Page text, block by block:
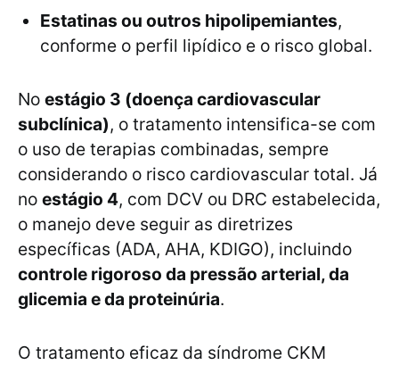
Estatinas ou outros hipolipemiantes,
conforme o perfil lipídico e o risco global.
No estágio 3 (doença cardiovascular
subclínica), o tratamento intensifica-se com
o uso de terapias combinadas, sempre
considerando o risco cardiovascular total. Já
no estágio 4, com DCV ou DRC estabelecida,
o manejo deve seguir as diretrizes
específicas (ADA, AHA, KDIGO), incluindo
controle rigoroso da pressão arterial, da
glicemia e da proteinúria.
O tratamento eficaz da síndrome CKM